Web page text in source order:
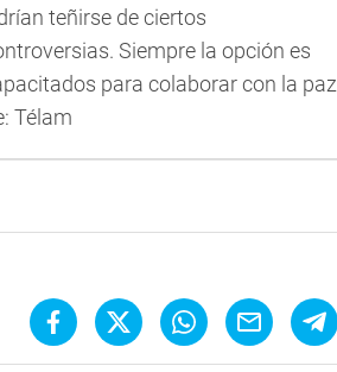
teñirse de ciertos
Siempre la opción es
para colaborar con la paz
Télam